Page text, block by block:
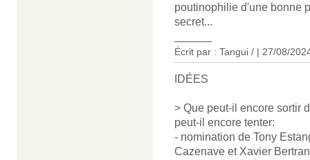
poutinophilie d'une bonne
secret...
Écrit par : Tangui / | 27/08/
IDÉES
> Que peut-il encore sortir
peut-il encore tenter:
- nomination de Tony
Cazenave et Xavier